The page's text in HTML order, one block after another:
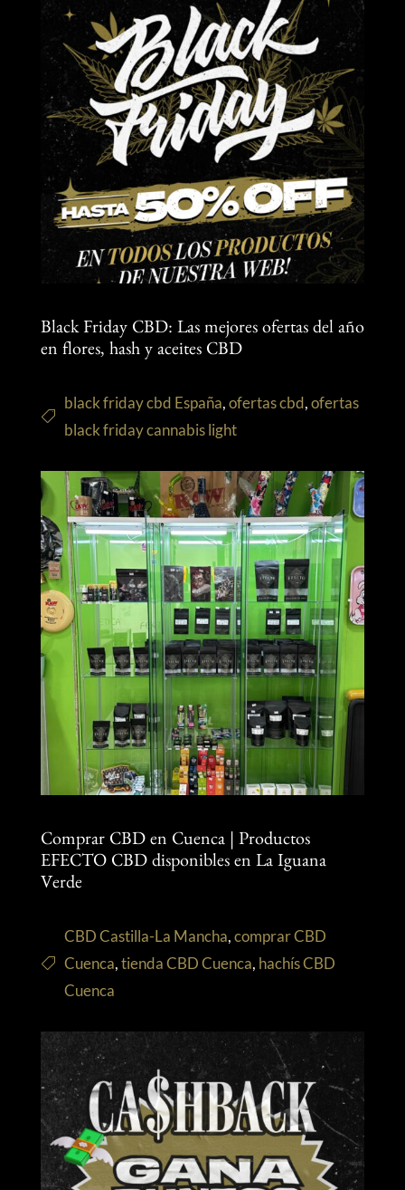
Black Friday CBD: Las mejores ofertas del año
en flores, hash y aceites CBD
black friday cbd España,ofertas cbd,ofertas
black friday cannabis light
Comprar CBD en Cuenca | Productos
EFECTO CBD disponibles en La Iguana
Verde
CBD Castilla-La Mancha,comprar CBD
Cuenca,tienda CBD Cuenca, hachís CBD
Cuenca